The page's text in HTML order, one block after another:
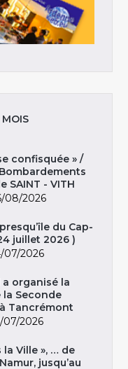
MOIS
confisquée » /
SAINT - VITH
08/2026
du Cap-
juillet 2026 )
07/2026
a organisé la
Seconde
Tancrémont
07/2026
la Ville », … de
jusqu’au